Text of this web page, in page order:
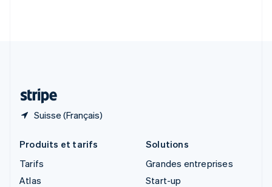
Suisse (Français)
Produits et tarifs
Tarifs
Atlas
Solutions
Grandes entreprises
Start-up